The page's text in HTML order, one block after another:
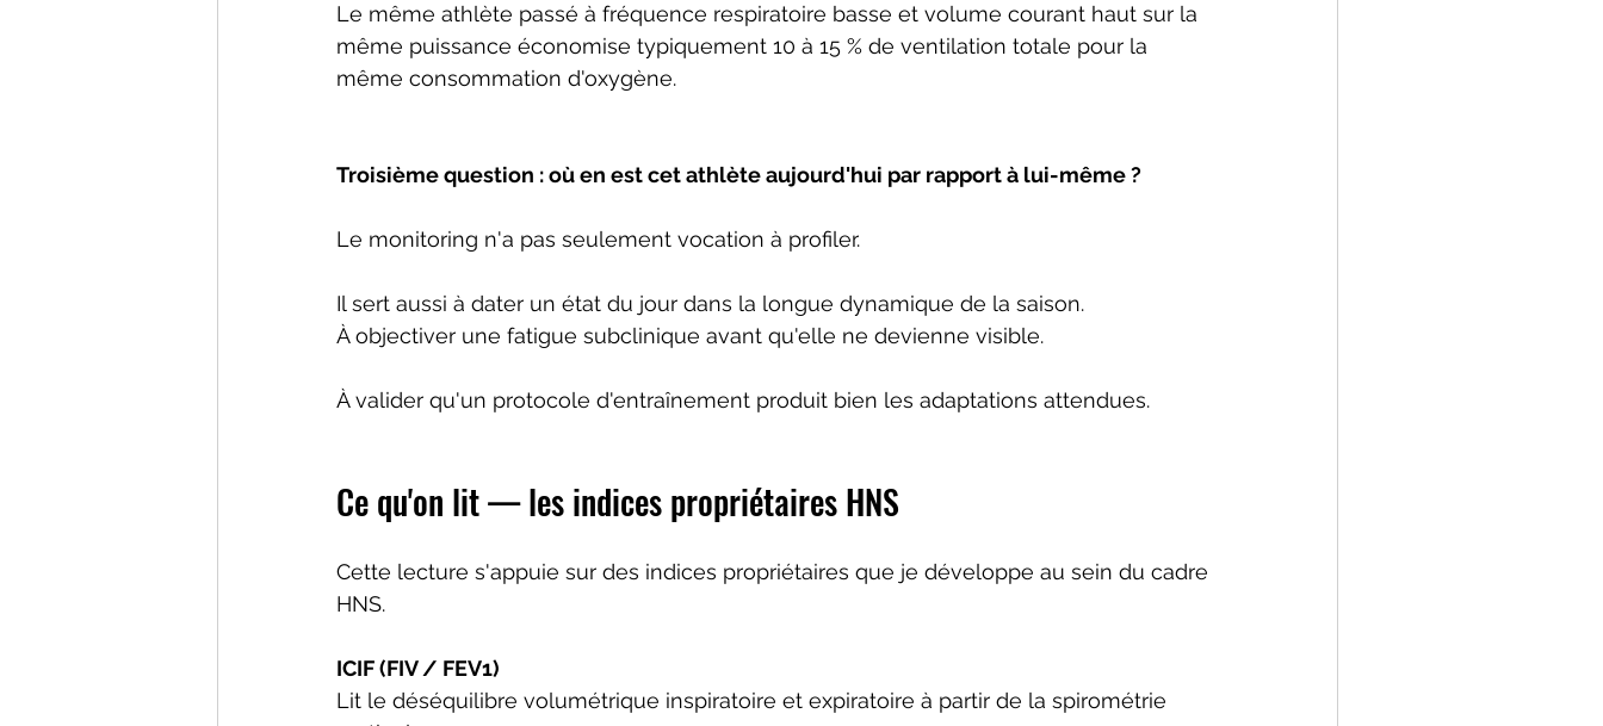
Le même athlète passé à fréquence respiratoire basse et volume courant haut sur la
même puissance économise typiquement 10 à 15 % de ventilation totale pour la
même consommation d'oxygène.
Troisième question : où en est cet athlète aujourd'hui par rapport à lui-même ?
Le monitoring n'a pas seulement vocation à profiler.
Il sert aussi à dater un état du jour dans la longue dynamique de la saison.
À objectiver une fatigue subclinique avant qu'elle ne devienne visible.
À valider qu'un protocole d'entraînement produit bien les adaptations attendues.
Ce qu'on lit — les indices propriétaires HNS
Cette lecture s'appuie sur des indices propriétaires que je développe au sein du cadre
HNS.
ICIF (FIV / FEV1)
Lit le déséquilibre volumétrique inspiratoire et expiratoire à partir de la spirométrie